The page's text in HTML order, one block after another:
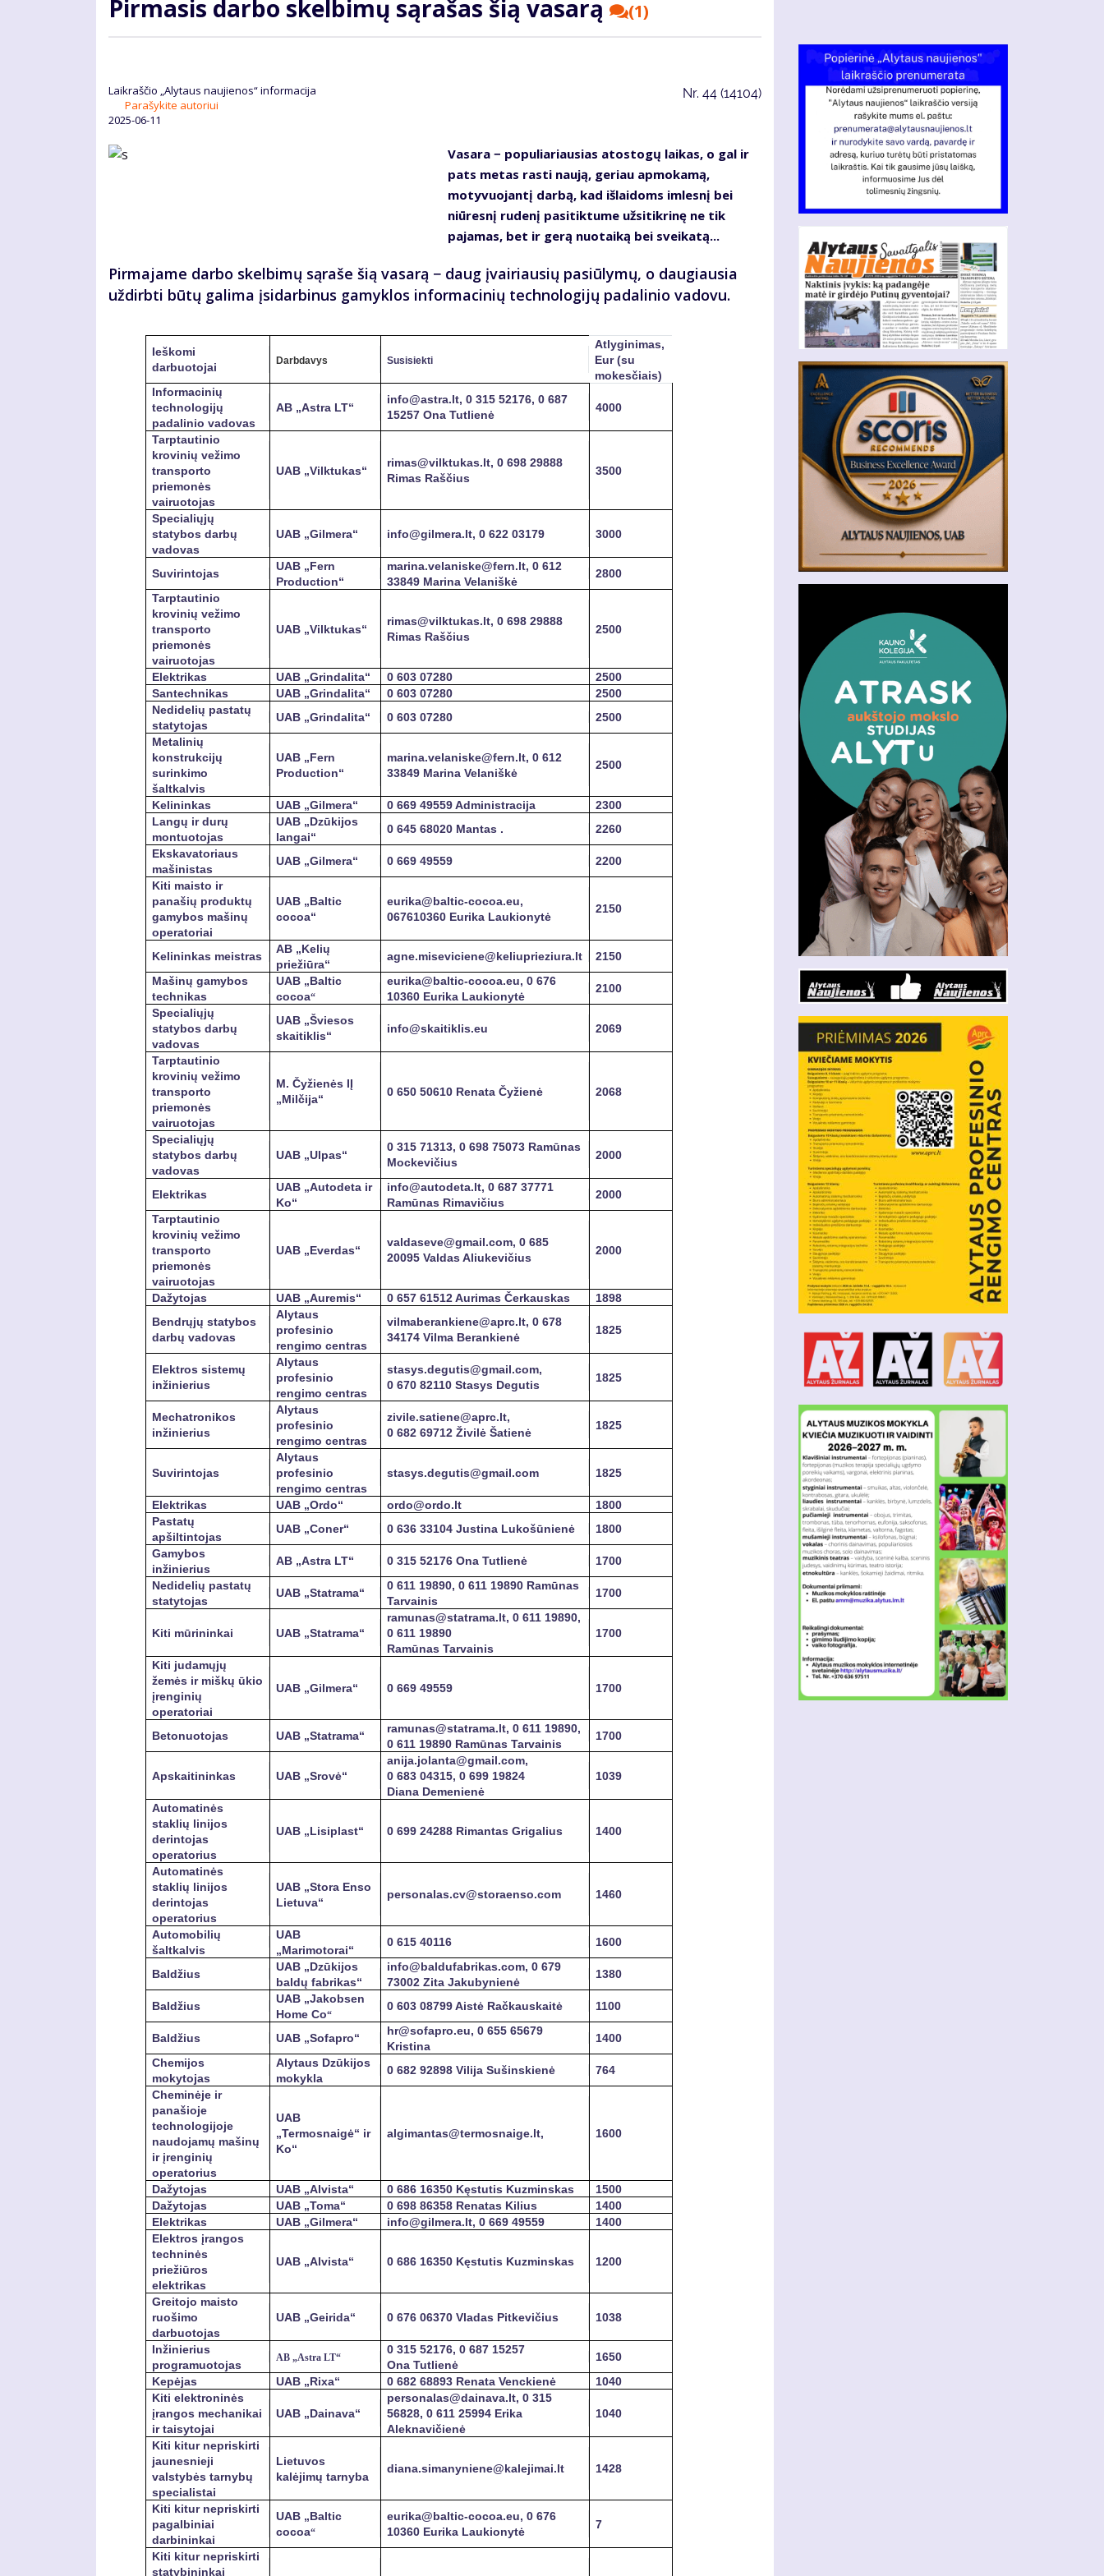
Pirmasis darbo skelbimų sąrašas šią vasarą (1)
Laikraščio „Alytaus naujienos“ informacija
Parašykite autoriui
2025-06-11
Nr. 44 (14104)
Vasara − populiariausias atostogų laikas, o gal ir
pats metas rasti naują, geriau apmokamą,
motyvuojantį darbą, kad išlaidoms imlesnį bei
niūresnį rudenį pasitiktume užsitikrinę ne tik
pajamas, bet ir gerą nuotaiką bei sveikatą...
Pirmajame darbo skelbimų sąraše šią vasarą − daug įvairiausių pasiūlymų, o daugiausia
uždirbti būtų galima įsidarbinus gamyklos informacinių technologijų padalinio vadovu.
Ieškomi
darbuotojai
Darbdavys Susisiekti
Atlyginimas,
Eur (su
mokesčiais)
Informacinių
technologijų
padalinio vadovas
AB „Astra LT“
info@astra.lt, 0 315 52176, 0 687
15257 Ona Tutlienė
4000
Tarptautinio
krovinių vežimo
transporto
priemonės
vairuotojas
UAB „Vilktukas“
rimas@vilktukas.lt, 0 698 29888
Rimas Raščius
3500
Specialiųjų
statybos darbų
vadovas
UAB „Gilmera“ info@gilmera.lt, 0 622 03179 3000
Suvirintojas
UAB „Fern
Production“
marina.velaniske@fern.lt, 0 612
33849 Marina Velaniškė
2800
Tarptautinio
krovinių vežimo
transporto
priemonės
vairuotojas
UAB „Vilktukas“
rimas@vilktukas.lt, 0 698 29888
Rimas Raščius
2500
Elektrikas UAB „Grindalita“ 0 603 07280
2500
Santechnikas
UAB „Grindalita“ 0 603 07280
2500
Nedidelių pastatų
statytojas
UAB „Grindalita“ 0 603 07280
2500
Metalinių
konstrukcijų
surinkimo
šaltkalvis
UAB „Fern
Production“
marina.velaniske@fern.lt, 0 612
33849 Marina Velaniškė
2500
Kelininkas UAB „Gilmera“ 0 669 49559 Administracija
2300
Langų ir durų
montuotojas
UAB „Dzūkijos
langai“
0 645 68020 Mantas .
2260
Ekskavatoriaus
mašinistas
UAB „Gilmera“ 0 669 49559
2200
Kiti maisto ir
panašių produktų
gamybos mašinų
operatoriai
UAB „Baltic
cocoa“
eurika@baltic-cocoa.eu,
067610360 Eurika Laukionytė
2150
Kelininkas meistras
AB „Kelių
priežiūra“
agne.miseviciene@keliuprieziura.lt
2150
Mašinų gamybos
technikas
UAB „Baltic
cocoa“
eurika@baltic-cocoa.eu, 0 676
10360 Eurika Laukionytė
2100
Specialiųjų
statybos darbų
vadovas
UAB „Šviesos
skaitiklis“
info@skaitiklis.eu 2069
Tarptautinio
krovinių vežimo
transporto
priemonės
vairuotojas
M. Čyžienės IĮ
„Milčija“
0 650 50610 Renata Čyžienė 2068
Specialiųjų
statybos darbų
vadovas
UAB „Ulpas“
0 315 71313, 0 698 75073 Ramūnas
Mockevičius
2000
Elektrikas
UAB „Autodeta ir
Ko“
info@autodeta.lt, 0 687 37771
Ramūnas Rimavičius
2000
Tarptautinio
krovinių vežimo
transporto
priemonės
vairuotojas
UAB „Everdas“
valdaseve@gmail.com, 0 685
20095 Valdas Aliukevičius
2000
Dažytojas UAB „Auremis“ 0 657 61512 Aurimas Čerkauskas
1898
Bendrųjų statybos
darbų vadovas
Alytaus
profesinio
rengimo centras
vilmaberankiene@aprc.lt, 0 678
34174 Vilma Berankienė
1825
Elektros sistemų
inžinierius
Alytaus
profesinio
rengimo centras
stasys.degutis@gmail.com,
0 670 82110 Stasys Degutis
1825
Mechatronikos
inžinierius
Alytaus
profesinio
rengimo centras
zivile.satiene@aprc.lt,
0 682 69712 Živilė Šatienė
1825
Suvirintojas
Alytaus
profesinio
rengimo centras
stasys.degutis@gmail.com 1825
Elektrikas UAB „Ordo“ ordo@ordo.lt
1800
Pastatų
apšiltintojas
UAB „Coner“ 0 636 33104 Justina Lukošūnienė
1800
Gamybos
inžinierius
AB „Astra LT“ 0 315 52176 Ona Tutlienė
1700
Nedidelių pastatų
statytojas
UAB „Statrama“
0 611 19890, 0 611 19890 Ramūnas
Tarvainis
1700
Kiti mūrininkai UAB „Statrama“
ramunas@statrama.lt, 0 611 19890,
0 611 19890
Ramūnas Tarvainis
1700
Kiti judamųjų
žemės ir miškų ūkio
įrenginių
operatoriai
UAB „Gilmera“ 0 669 49559 1700
Betonuotojas UAB „Statrama“
ramunas@statrama.lt, 0 611 19890,
0 611 19890 Ramūnas Tarvainis
1700
Apskaitininkas UAB „Srovė“
anija.jolanta@gmail.com,
0 683 04315, 0 699 19824
Diana Demenienė
1039
Automatinės
staklių linijos
derintojas
operatorius
UAB „Lisiplast“ 0 699 24288 Rimantas Grigalius 1400
Automatinės
staklių linijos
derintojas
operatorius
UAB „Stora Enso
Lietuva“
personalas.cv@storaenso.com 1460
Automobilių
šaltkalvis
UAB
„Marimotorai“
0 615 40116 1600
Baldžius
UAB „Dzūkijos
baldų fabrikas“
info@baldufabrikas.com, 0 679
73002 Zita Jakubynienė
1380
Baldžius
UAB „Jakobsen
Home Co“
0 603 08799 Aistė Račkauskaitė 1100
Baldžius UAB „Sofapro“
hr@sofapro.eu, 0 655 65679
Kristina
1400
Chemijos
mokytojas
Alytaus Dzūkijos
mokykla
0 682 92898 Vilija Sušinskienė
764
Cheminėje ir
panašioje
technologijoje
naudojamų mašinų
ir įrenginių
operatorius
UAB
„Termosnaigė“ ir
Ko“
algimantas@termosnaige.lt, 1600
Dažytojas UAB „Alvista“ 0 686 16350 Kęstutis Kuzminskas
1500
Dažytojas
UAB „Toma“ 0 698 86358 Renatas Kilius
1400
Elektrikas
UAB „Gilmera“ info@gilmera.lt, 0 669 49559
1400
Elektros įrangos
techninės
priežiūros
elektrikas
UAB „Alvista“ 0 686 16350 Kęstutis Kuzminskas 1200
Greitojo maisto
ruošimo
darbuotojas
UAB „Geirida“ 0 676 06370 Vladas Pitkevičius 1038
Inžinierius
programuotojas
AB „Astra LT“
0 315 52176, 0 687 15257
Ona Tutlienė
1650
Kepėjas
UAB „Rixa“ 0 682 68893 Renata Venckienė
1040
Kiti elektroninės
įrangos mechanikai
ir taisytojai
UAB „Dainava“
personalas@dainava.lt, 0 315
56828, 0 611 25994 Erika
Aleknavičienė
1040
Kiti kitur nepriskirti
jaunesnieji
valstybės tarnybų
specialistai
Lietuvos
kalėjimų tarnyba
diana.simanyniene@kalejimai.lt 1428
Kiti kitur nepriskirti
pagalbiniai
darbininkai
UAB „Baltic
cocoa“
eurika@baltic-cocoa.eu, 0 676
10360 Eurika Laukionytė
7
Kiti kitur nepriskirti
statybininkai